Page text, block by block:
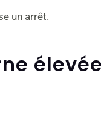
un arrêt.